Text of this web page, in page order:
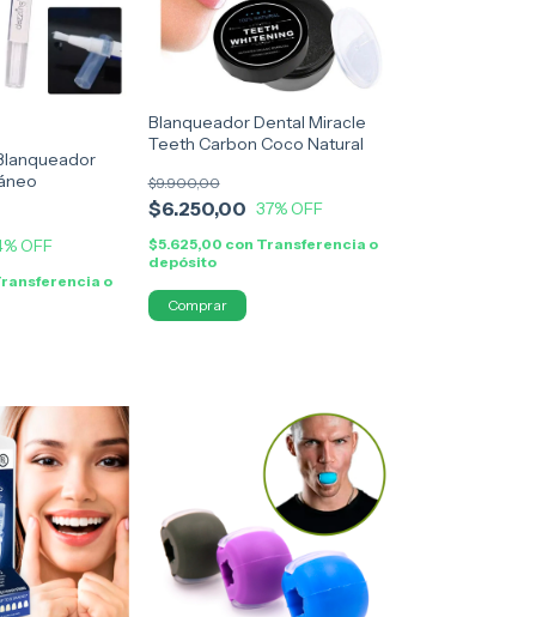
% OFF
o
Blanqueador Dental Miracle
Teeth Carbon Coco Natural
$6.250,00
$9.900,00
37% OFF
$5.625,00 con Transferencia o
depósito